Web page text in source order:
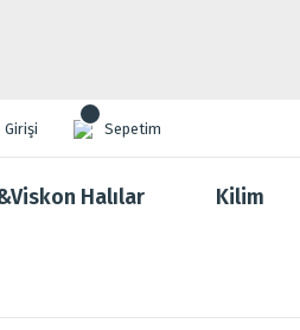
Girişi Sepetim
Halılar Kilim